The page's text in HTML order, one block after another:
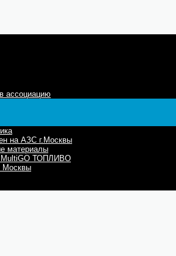
ассоциацию
на АЗС г.Москвы
материалы
ТОПЛИВО
Москвы